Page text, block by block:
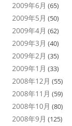
2009年6月 (65)
2009年5月 (50)
2009年4月 (62)
2009年3月 (40)
2009年2月 (35)
2009年1月 (33)
2008年12月 (55)
2008年11月 (59)
2008年10月 (80)
2008年9月 (125)